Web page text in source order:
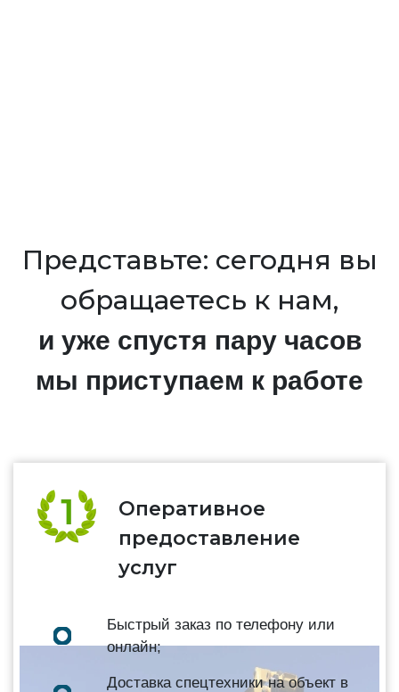
Представьте: сегодня вы
обращаетесь к нам,
и уже спустя пару часов
мы приступаем к работе
Оперативное
предоставление
услуг
Быстрый заказ по телефону или
онлайн;
Доставка спецтехники на объект в